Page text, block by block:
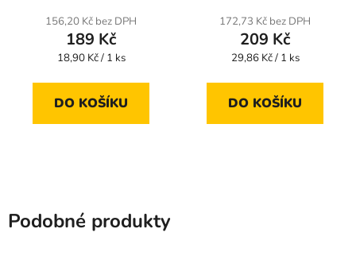
156,20 Kč bez DPH
189 Kč
Měrná
18,90 Kč / 1 ks
DO KOŠÍKU
172,73 Kč bez DPH
209 Kč
Měrná
29,86 Kč / 1 ks
DO KOŠÍKU
Podobné produkty